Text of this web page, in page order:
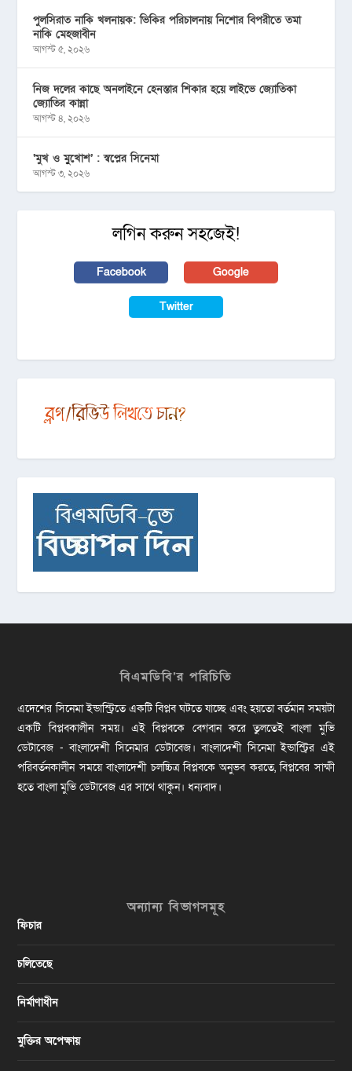
পুলসিরাত নাকি খলনায়ক: ভিকির পরিচালনায় নিশোর বিপরীতে তমা
নাকি মেহজাবীন
আগস্ট ৫, ২০২৬
নিজ দলের কাছে অনলাইনে হেনস্তার শিকার হয়ে লাইভে জ্যোতিকা
জ্যোতির কান্না
আগস্ট ৪, ২০২৬
‘মুখ ও মু্খোশ’ : স্বপ্নের সিনেমা
আগস্ট ৩, ২০২৬
লগিন করুন সহজেই!
Facebook Google
Twitter
বিএমডিবি’র পরিচিতি
এদেশের সিনেমা ইন্ডাস্ট্রিতে একটি বিপ্লব ঘটতে যাচ্ছে এবং হয়তো বর্তমান সময়টা
একটি বিপ্লবকালীন সময়। এই বিপ্লবকে বেগবান করে তুলতেই বাংলা মুভি
ডেটাবেজ - বাংলাদেশী সিনেমার ডেটাবেজ। বাংলাদেশী সিনেমা ইন্ডাস্ট্রির এই
পরিবর্তনকালীন সময়ে বাংলাদেশী চলচ্চিত্র বিপ্লবকে অনুভব করতে, বিপ্লবের সাক্ষী
হতে বাংলা মুভি ডেটাবেজ এর সাথে থাকুন। ধন্যবাদ।
অন্যান্য বিভাগসমূহ
ফিচার
চলিতেছে
নির্মাণাধীন
মুক্তির অপেক্ষায়